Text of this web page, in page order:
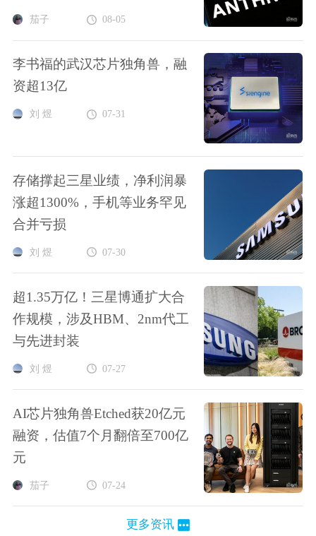
茄子 08-05
李书福的武汉芯片独角兽，融
资超13亿
刘 煜 07-31
存储撑起三星业绩，净利润暴
涨超1300%，手机等业务罕见
合并亏损
刘 煜 07-30
超1.35万亿！三星博通扩大合
作规模，涉及HBM、2nm代工
与先进封装
刘 煜 07-27
AI芯片独角兽Etched获20亿元
融资，估值7个月翻倍至700亿
元
茄子 07-24
更多资讯